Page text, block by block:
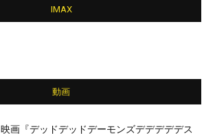
IMAX
動画
映画『デッドデッドデーモンズデデデデデス